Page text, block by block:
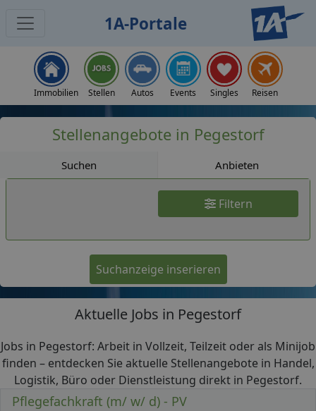
1A-Portale
Immobilien Stellen Autos Events Singles Reisen
Stellenangebote in Pegestorf
Suchen Anbieten
Filtern
Suchanzeige inserieren
Aktuelle Jobs in Pegestorf
Jobs in Pegestorf: Arbeit in Vollzeit, Teilzeit oder als Minijob
finden – entdecken Sie aktuelle Stellenangebote in Handel,
Logistik, Büro oder Dienstleistung direkt in Pegestorf.
Pflegefachkraft (m/ w/ d) - PV